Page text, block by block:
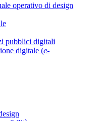
operativo di design
pubblici digitali
digitale (e-